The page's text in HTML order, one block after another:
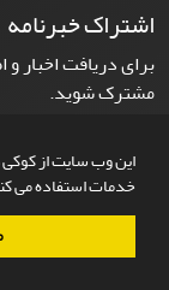
این وب سایت از کوکی
خدمات استفاده می
اشتراک خبرنامه
برای دریافت اخبار
مشترک شوید.